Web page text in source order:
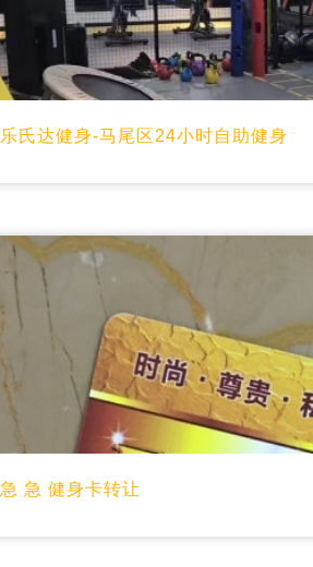
乐氏达健身-马尾区24小时自助健身
急 急 健身卡转让